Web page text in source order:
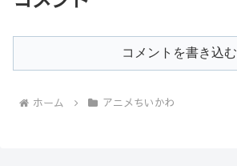
コメントを書き込む
ホーム アニメちいかわ